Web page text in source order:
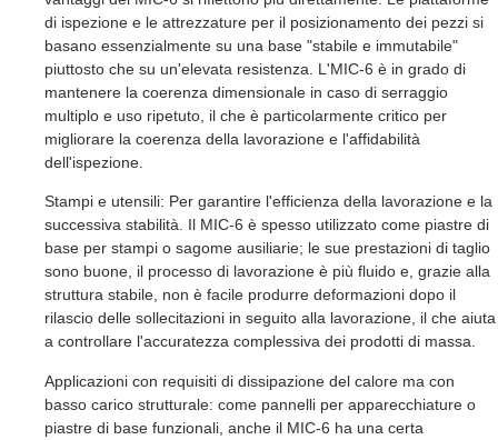
di ispezione e le attrezzature per il posizionamento dei pezzi si
basano essenzialmente su una base "stabile e immutabile"
piuttosto che su un'elevata resistenza. L'MIC-6 è in grado di
mantenere la coerenza dimensionale in caso di serraggio
multiplo e uso ripetuto, il che è particolarmente critico per
migliorare la coerenza della lavorazione e l'affidabilità
dell'ispezione.
Stampi e utensili: Per garantire l'efficienza della lavorazione e la
successiva stabilità. Il MIC-6 è spesso utilizzato come piastre di
base per stampi o sagome ausiliarie; le sue prestazioni di taglio
sono buone, il processo di lavorazione è più fluido e, grazie alla
struttura stabile, non è facile produrre deformazioni dopo il
rilascio delle sollecitazioni in seguito alla lavorazione, il che aiuta
a controllare l'accuratezza complessiva dei prodotti di massa.
Applicazioni con requisiti di dissipazione del calore ma con
basso carico strutturale: come pannelli per apparecchiature o
piastre di base funzionali, anche il MIC-6 ha una certa